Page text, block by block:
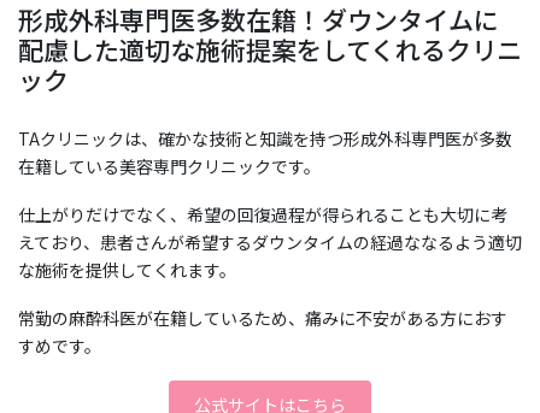
形成外科専門医多数在籍！ダウンタイムに
配慮した適切な施術提案をしてくれるクリニ
ック
TAクリニックは、確かな技術と知識を持つ形成外科専門医が多数
在籍している美容専門クリニックです。
仕上がりだけでなく、希望の回復過程が得られることも大切に考
えており、患者さんが希望するダウンタイムの経過ななるよう適切
な施術を提供してくれます。
常勤の麻酔科医が在籍しているため、痛みに不安がある方におす
すめです。
公式サイトはこちら